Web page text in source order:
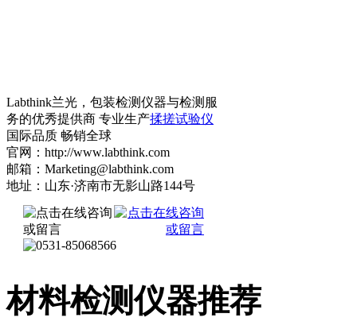
Labthink兰光，包装检测仪器与检测服
务的优秀提供商 专业生产揉搓试验仪
国际品质 畅销全球
官网：http://www.labthink.com
邮箱：Marketing@labthink.com
地址：山东·济南市无影山路144号
材料检测仪器推荐